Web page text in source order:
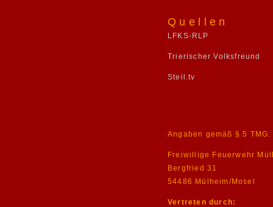
Quellen
LFKS-RLP
Trierischer Volksfreund
Steil.tv
Angaben gemäß § 5 TMG:
Freiwillige Feuerwehr
Bergfried 31
54486 Mülheim/Mosel
Vertreten durch: